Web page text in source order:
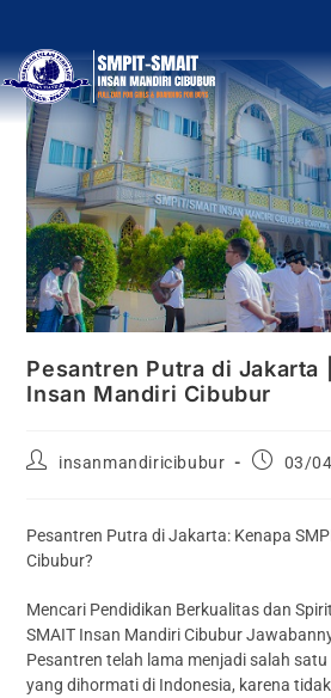
Pesantren Putra di Jakarta
Insan Mandiri Cibubur
insanmandiricibubur 03/
Pesantren Putra di Jakarta: Kenapa
Cibubur?
Mencari Pendidikan Berkualitas dan
SMAIT Insan Mandiri Cibubur
Pesantren telah lama menjadi salah
yang dihormati di Indonesia, karena